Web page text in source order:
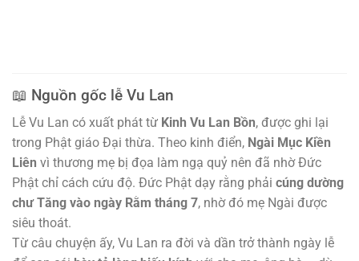
📖 Nguồn gốc lễ Vu Lan
Lễ Vu Lan có xuất phát từ Kinh Vu Lan Bồn, được ghi lại
trong Phật giáo Đại thừa. Theo kinh điển, Ngài Mục Kiền
Liên vì thương mẹ bị đọa làm ngạ quỷ nên đã nhờ Đức
Phật chỉ cách cứu độ. Đức Phật dạy rằng phải cúng dường
chư Tăng vào ngày Rằm tháng 7, nhờ đó mẹ Ngài được
siêu thoát.
Từ câu chuyện ấy, Vu Lan ra đời và dần trở thành ngày lễ